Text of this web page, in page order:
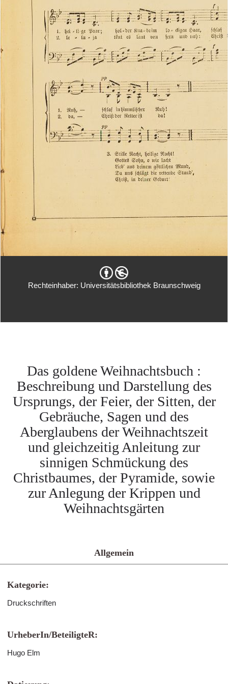
Rechteinhaber: Universitätsbibliothek Braunschweig
Das goldene Weihnachtsbuch :
Beschreibung und Darstellung des
Ursprungs, der Feier, der Sitten, der
Gebräuche, Sagen und des
Aberglaubens der Weihnachtszeit
und gleichzeitig Anleitung zur
sinnigen Schmückung des
Christbaumes, der Pyramide, sowie
zur Anlegung der Krippen und
Weihnachtsgärten
Allgemein
Kategorie:
Druckschriften
UrheberIn/BeteiligteR:
Hugo Elm